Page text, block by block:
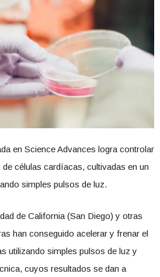
en Science Advances logra controlar
células cardíacas, cultivadas en un
simples pulsos de luz.
de California (San Diego) y otras
han conseguido acelerar y frenar el
utilizando simples pulsos de luz y
cuyos resultados se dan a